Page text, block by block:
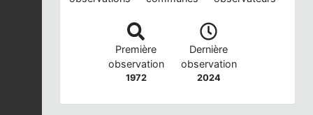
Première
observation
1972
Dernière
observation
2024